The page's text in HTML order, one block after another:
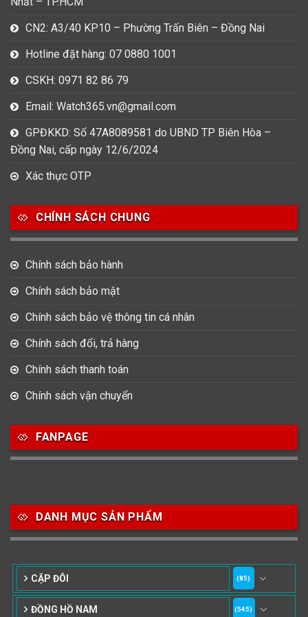
CN2: A3/40 KP10 – Phường Trấn Biên – Đồng Nai
Hotline đặt hàng: 07 0880 1001
CSKH: 0971 82 86 79
Email: Watch365.vn@gmail.com
GPĐKKD: Số 47A8089581 do UBND TP Biên Hòa –
Đồng Nai, cấp ngày 12/6/2024
Xác thực OTP
CHÍNH SÁCH CHUNG
Chính sách bảo hành
Chính sách bảo mật
Chính sách bảo vệ thông tin cá nhân
Chính sách đổi, trả hàng
Chính sách thanh toán
Chính sách vận chuyển
FANPAGE
DANH MỤC SẢN PHẨM
CẶP ĐÔI (85)
ĐỒNG HỒ NAM (545)